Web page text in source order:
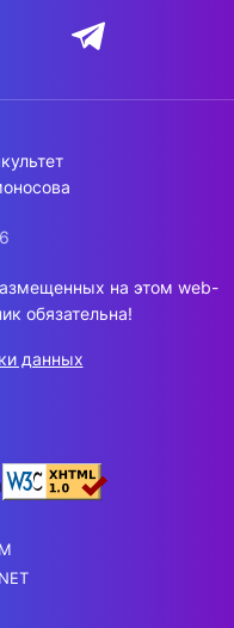
на этом web-
обязательна!
данных